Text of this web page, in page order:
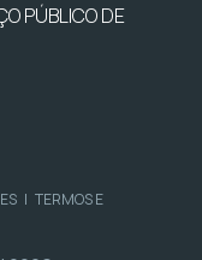
PÚBLICO DE
| TERMOS E